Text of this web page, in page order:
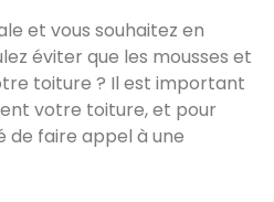
et vous souhaitez en
éviter que les mousses et
toiture ? Il est important
votre toiture, et pour
de faire appel à une